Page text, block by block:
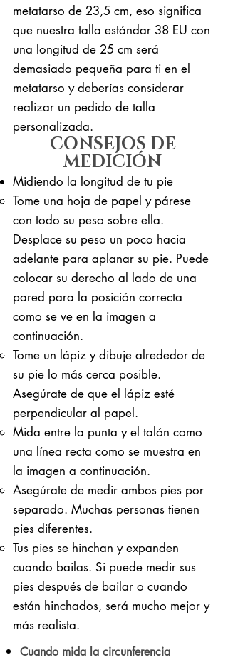
metatarso de 23,5 cm, eso significa
que nuestra talla estándar 38 EU con
una longitud de 25 cm será
demasiado pequeña para ti en el
metatarso y deberías considerar
realizar un pedido de talla
personalizada.
CONSEJOS DE
MEDICIÓN
Midiendo la longitud de tu pie
Tome una hoja de papel y párese
con todo su peso sobre ella. ​
Desplace su peso un poco hacia
adelante para aplanar su pie. Puede
colocar su derecho al lado de una
pared para la posición correcta
como se ve en la imagen a
continuación.
Tome un lápiz y dibuje alrededor de
su pie lo más cerca posible.
Asegúrate de que el lápiz esté
perpendicular al papel.
Mida entre la punta y el talón como
una línea recta como se muestra en
la imagen a continuación.
Asegúrate de medir ambos pies por
separado. Muchas personas tienen
pies diferentes.
Tus pies se hinchan y expanden
cuando bailas. Si puede medir sus
pies después de bailar o cuando
están hinchados, será mucho mejor y
más realista.
Cuando mida la circunferencia